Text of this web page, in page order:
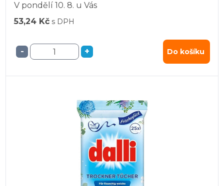
V pondělí 10. 8. u Vás
53,24 Kč s DPH
- + Do košíku